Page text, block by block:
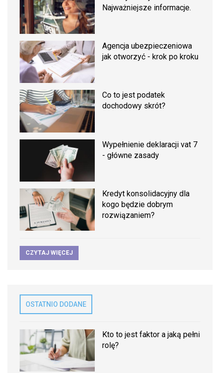
Najważniejsze informacje.
Agencja ubezpieczeniowa
jak otworzyć - krok po kroku
Co to jest podatek
dochodowy skrót?
Wypełnienie deklaracji vat 7
- główne zasady
Kredyt konsolidacyjny dla
kogo będzie dobrym
rozwiązaniem?
CZYTAJ WIĘCEJ
OSTATNIO DODANE
Kto to jest faktor a jaką pełni
rolę?